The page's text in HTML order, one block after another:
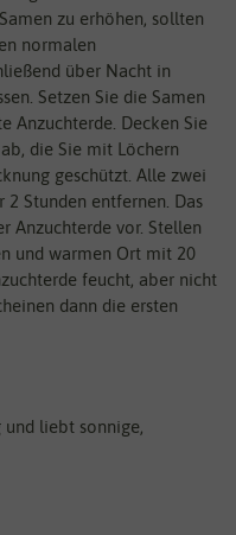
zu erhöhen, sollten
normalen
über Nacht in
Setzen Sie die Samen
Anzuchterde. Decken Sie
die Sie mit Löchern
geschützt. Alle zwei
Stunden entfernen. Das
Anzuchterde vor. Stellen
und warmen Ort mit 20
feucht, aber nicht
dann die ersten
liebt sonnige,